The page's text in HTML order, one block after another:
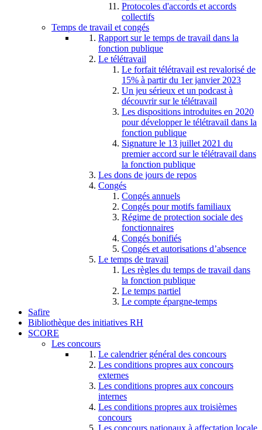
Protocoles d'accords et accords
collectifs
Temps de travail et congés
Rapport sur le temps de travail dans la
fonction publique
Le télétravail
Le forfait télétravail est revalorisé de
15% à partir du 1er janvier 2023
Un jeu sérieux et un podcast à
découvrir sur le télétravail
Les dispositions introduites en 2020
pour développer le télétravail dans la
fonction publique
Signature le 13 juillet 2021 du
premier accord sur le télétravail dans
la fonction publique
Les dons de jours de repos
Congés
Congés annuels
Congés pour motifs familiaux
Régime de protection sociale des
fonctionnaires
Congés bonifiés
Congés et autorisations d’absence
Le temps de travail
Les règles du temps de travail dans
la fonction publique
Le temps partiel
Le compte épargne-temps
Safire
Bibliothèque des initiatives RH
SCORE
Les concours
Le calendrier général des concours
Les conditions propres aux concours
externes
Les conditions propres aux concours
internes
Les conditions propres aux troisièmes
concours
Les concours nationaux à affectation locale